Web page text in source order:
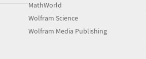
MathWorld
Wolfram Science
Wolfram Media Publishing